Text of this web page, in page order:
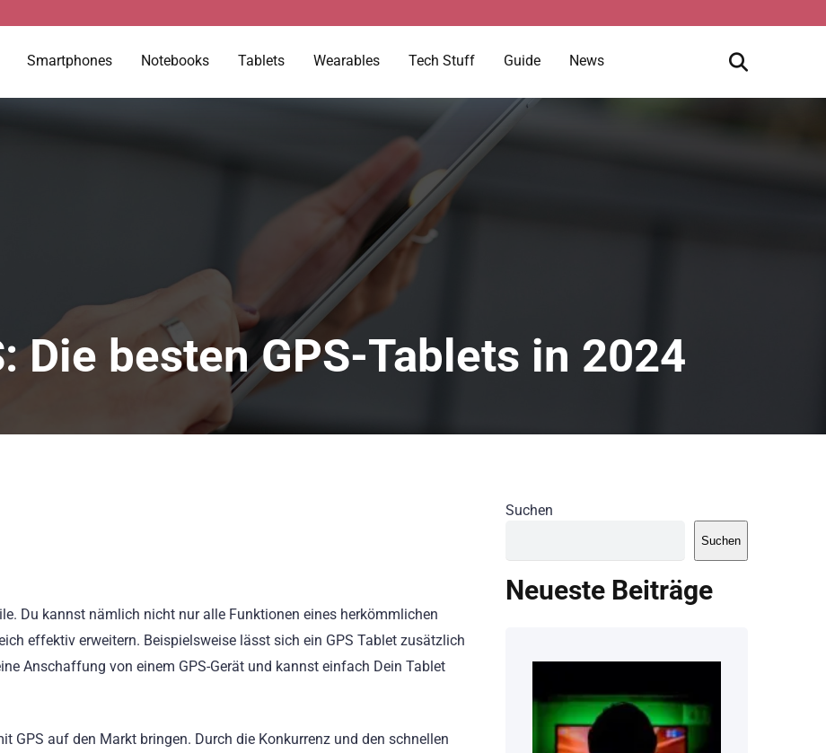
Smartphones Notebooks Tablets Wearables Tech Stuff Guide News
Die besten GPS-Tablets in 2024
Du kannst nämlich nicht nur alle Funktionen eines herkömmlichen
effektiv erweitern. Beispielsweise lässt sich ein GPS Tablet zusätzlich
Anschaffung von einem GPS-Gerät und kannst einfach Dein Tablet
GPS auf den Markt bringen. Durch die Konkurrenz und den schnellen
Suchen
Suchen
Neueste Beiträge